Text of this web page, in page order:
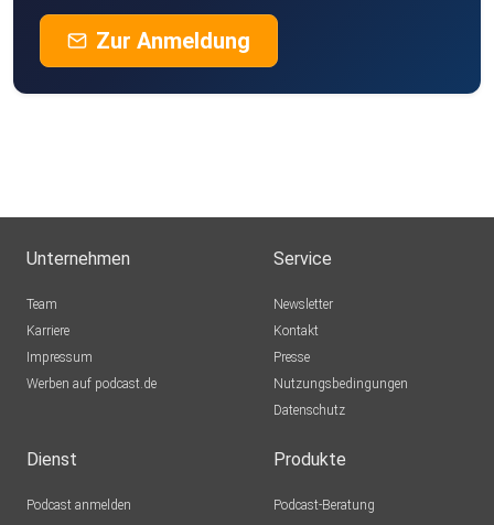
Zur Anmeldung
Unternehmen
Team
Karriere
Impressum
Werben auf podcast.de
Service
Newsletter
Kontakt
Presse
Nutzungsbedingungen
Datenschutz
Dienst
Podcast anmelden
Produkte
Podcast-Beratung